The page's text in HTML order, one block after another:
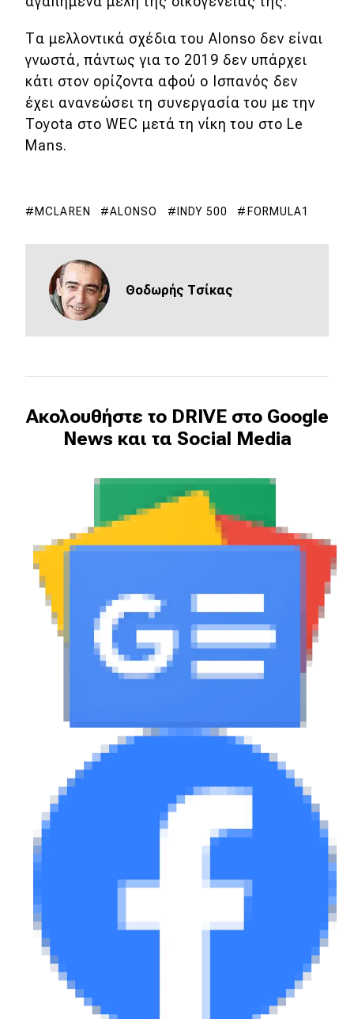
Νέα
Τεχνολογία
Mobility
Σταθμοί φόρτισης
Νέα
Παρουσιάσεις
DRIVE Away
Οδηγός αγοράς
Συμβουλές
ΚΤΕΟ
Οδική βοήθεια
Τα μελλοντικά σχέδια του Alonso δεν είναι
γνωστά, πάντως για το 2019 δεν υπάρχει
κάτι στον ορίζοντα αφού ο Ισπανός δεν
έχει ανανεώσει τη συνεργασία του με την
Toyota στο WEC μετά τη νίκη του στο Le
Mans.
MCLAREN ALONSO INDY 500 FORMULA1
Θοδωρής Τσίκας
Ακολουθήστε το DRIVE στο Google
News και τα Social Media